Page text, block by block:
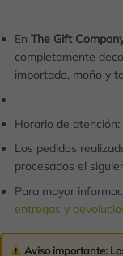
En The Gift
completamente
importado, moño y
Horario de
Los pedidos
procesados el
Para mayor
entregas y
Aviso importante: